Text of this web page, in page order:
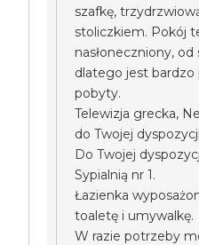
szafkę,
stoliczkiem. Pokój
nasłoneczniony,
dlatego jest bardzo
pobyty.
Telewizja grecka,
do Twojej
Do Twojej
Sypialnią nr 1.
Łazienka
toaletę i umywalkę.
W razie potrzeby